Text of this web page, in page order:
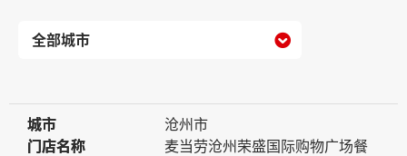

城市
城市
沧州市
门店名称
门店名称
麦当劳沧州荣盛国际购物广场餐